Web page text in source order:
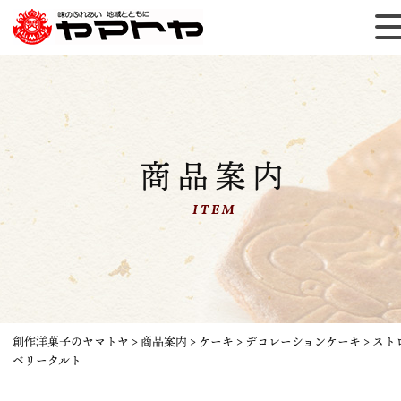
商品案内
ITEM
創作洋菓子のヤマトヤ >商品案内 > ケーキ > デコレーションケーキ > スト
ベリータルト